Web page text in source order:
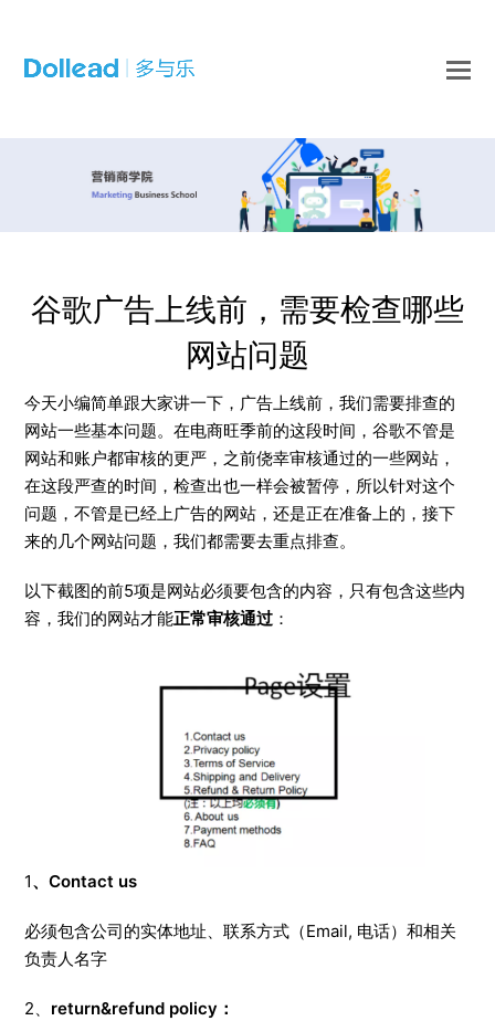
谷歌广告上线前，需要检查哪些
网站问题
今天小编简单跟大家讲一下，广告上线前，我们需要排查的
网站一些基本问题。在电商旺季前的这段时间，谷歌不管是
网站和账户都审核的更严，之前侥幸审核通过的一些网站，
在这段严查的时间，检查出也一样会被暂停，所以针对这个
问题，不管是已经上广告的网站，还是正在准备上的，接下
来的几个网站问题，我们都需要去重点排查。
以下截图的前5项是网站必须要包含的内容，只有包含这些内
容，我们的网站才能正常审核通过 ：
1、Contact us
必须包含公司的实体地址、联系方式（Email, 电话）和相关
负责人名字
2、 return&refund policy：